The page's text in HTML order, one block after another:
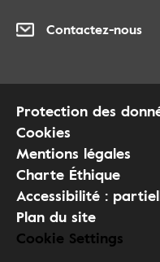
Contactez-nous
Protection des
Cookies
Mentions légales
Charte Éthique
Accessibilité :
Plan du site
Cookie Settings